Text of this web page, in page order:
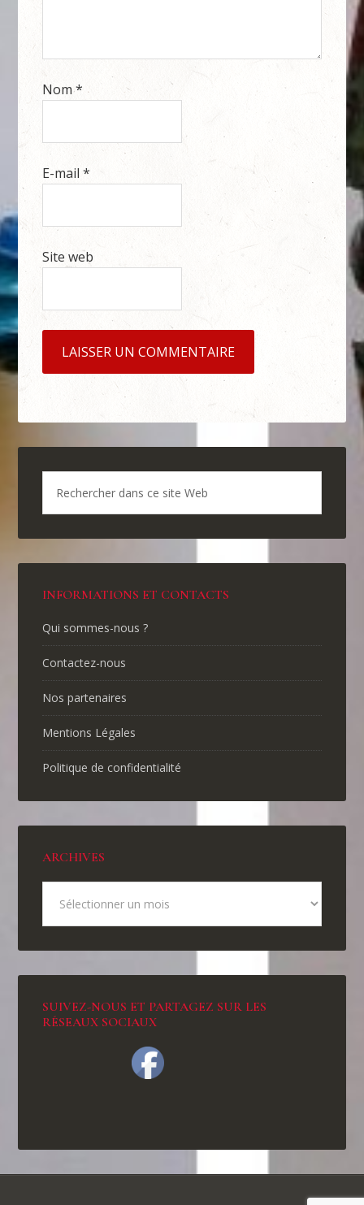
Nom*
E-mail*
Site web
INFORMATIONS ET CONTACTS
Qui sommes-nous ?
Contactez-nous
Nos partenaires
Mentions Légales
Politique de confidentialité
ARCHIVES
SUIVEZ-NOUS ET PARTAGEZ SUR LES
RÉSEAUX SOCIAUX